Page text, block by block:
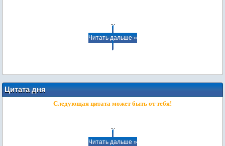
Читать дальше »
Цитата дня
Следующая цитата может быть от тебя!
Читать дальше »